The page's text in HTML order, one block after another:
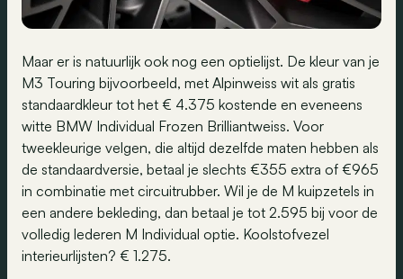
Maar er is natuurlijk ook nog een optielijst. De kleur van je
M3 Touring bijvoorbeeld, met Alpinweiss wit als gratis
standaardkleur tot het € 4.375 kostende en eveneens
witte BMW Individual Frozen Brilliantweiss. Voor
tweekleurige velgen, die altijd dezelfde maten hebben als
de standaardversie, betaal je slechts €355 extra of €965
in combinatie met circuitrubber. Wil je de M kuipzetels in
een andere bekleding, dan betaal je tot 2.595 bij voor de
volledig lederen M Individual optie. Koolstofvezel
interieurlijsten? € 1.275.